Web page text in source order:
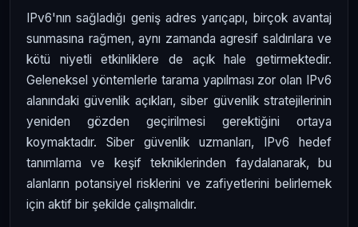
IPv6'nın sağladığı geniş adres yarıçapı, birçok avantaj
sunmasına rağmen, aynı zamanda agresif saldırılara ve
kötü niyetli etkinliklere de açık hale getirmektedir.
Geleneksel yöntemlerle tarama yapılması zor olan IPv6
alanındaki güvenlik açıkları, siber güvenlik stratejilerinin
yeniden gözden geçirilmesi gerektiğini ortaya
koymaktadır. Siber güvenlik uzmanları, IPv6 hedef
tanımlama ve keşif tekniklerinden faydalanarak, bu
alanların potansiyel risklerini ve zafiyetlerini belirlemek
için aktif bir şekilde çalışmalıdır.